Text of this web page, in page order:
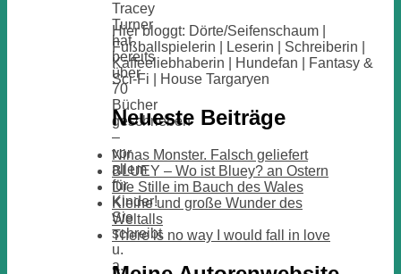
Tracey
Turner
hat
bereits
über
70
Bücher
geschrieben
–
vor
allem
für
Kinder!
Sie
schreibt
u.
a.
Hier bloggt: Dörte/Seifenschaum |
Fußballspielerin | Leserin | Schreiberin |
Kaffeeliebhaberin | Hundefan | Fantasy &
Sci-Fi | House Targaryen
Neueste Beiträge
Ninas Monster. Falsch geliefert
BLUEY – Wo ist Bluey? an Ostern
Die Stille im Bauch des Wales
Kleine und große Wunder des
Weltalls
There is no way I would fall in love